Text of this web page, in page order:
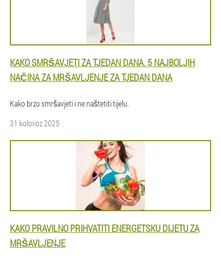
KAKO SMRŠAVJETI ZA TJEDAN DANA. 5 NAJBOLJIH
NAČINA ZA MRŠAVLJENJE ZA TJEDAN DANA
Kako brzo smršavjeti i ne naštetiti tijelu.
31 kolovoz 2025
KAKO PRAVILNO PRIHVATITI ENERGETSKU DIJETU ZA
MRŠAVLJENJE